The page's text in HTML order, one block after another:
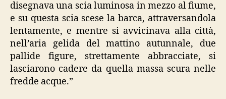
disegnava una scia luminosa in mezzo al fiume,
e su questa scia scese la barca, attraversandola
lentamente, e mentre si avvicinava alla città,
nell’aria gelida del mattino autunnale, due
pallide figure, strettamente abbracciate, si
lasciarono cadere da quella massa scura nelle
fredde acque.”